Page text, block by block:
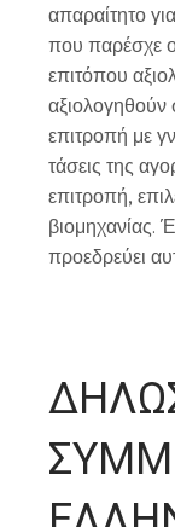
απαραίτητο
που παρέσχε
επιτόπου
αξιολογηθούν
επιτροπή με
τάσεις της
επιτροπή,
προεδρεύει